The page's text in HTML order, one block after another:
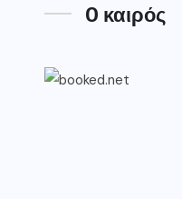
O καιρός